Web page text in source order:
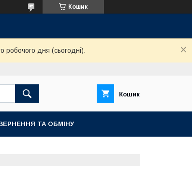
Кошик
робочого дня (сьогодні).
Кошик
ТА ОБМІНУ